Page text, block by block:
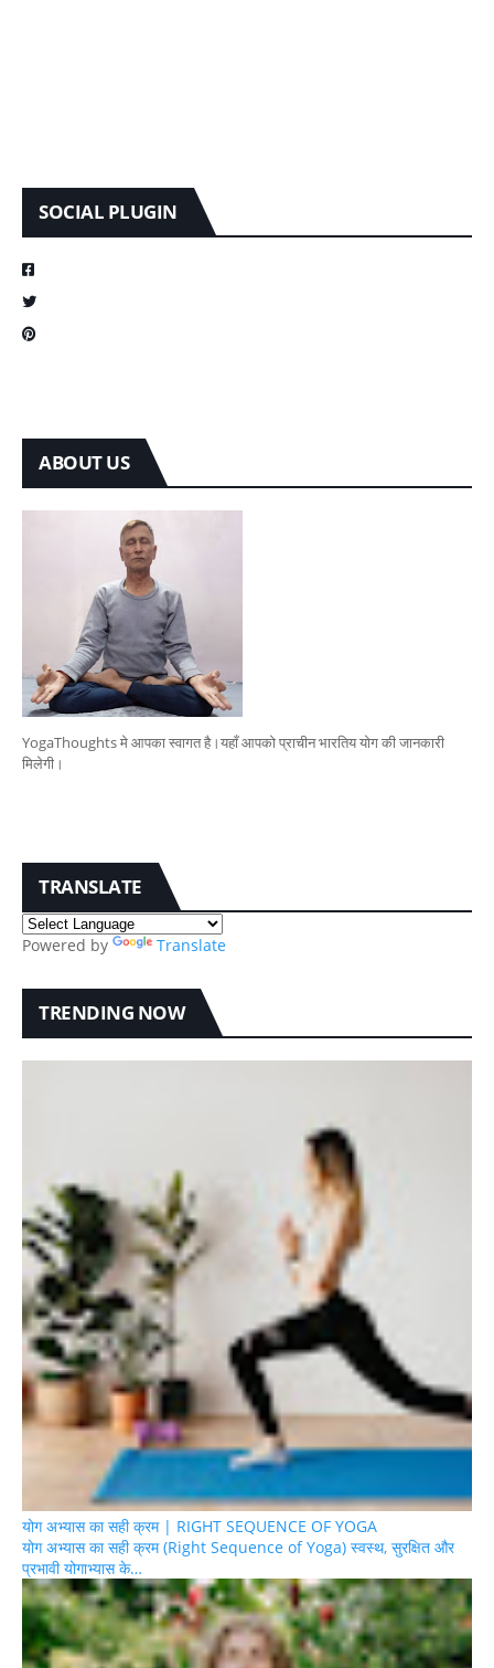
SOCIAL PLUGIN
ABOUT US
YogaThoughts मे आपका स्वागत है।यहाँ आपको प्राचीन भारतिय योग की जानकारी
मिलेगी।
TRANSLATE
Powered by Translate
TRENDING NOW
योग अभ्यास का सही क्रम | RIGHT SEQUENCE OF YOGA
योग अभ्यास का सही क्रम (Right Sequence of Yoga) स्वस्थ, सुरक्षित और
प्रभावी योगाभ्यास के…